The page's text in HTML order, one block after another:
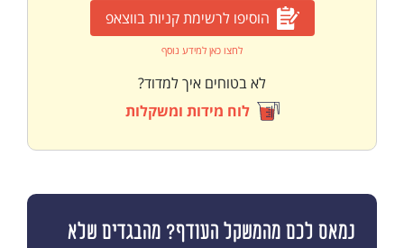
הוסיפו לרשימת קניות בווצאפ
לחצו כאן למידע נוסף
לא בטוחים איך למדוד?
לוח מידות ומשקלות
נמאס לכם מהמשקל העודף? מהבגדים שלא